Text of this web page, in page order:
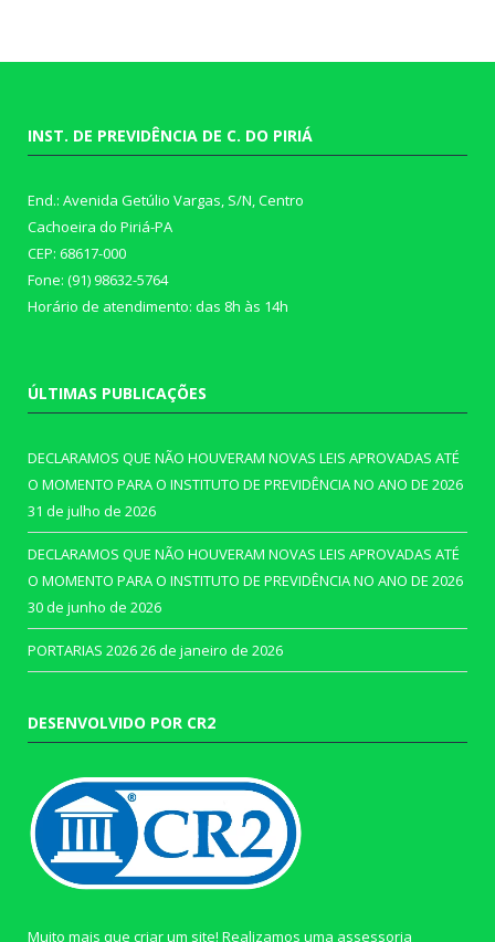
INST. DE PREVIDÊNCIA DE C. DO PIRIÁ
End.: Avenida Getúlio Vargas, S/N, Centro
Cachoeira do Piriá-PA
CEP: 68617-000
Fone: (91) 98632-5764
Horário de atendimento: das 8h às 14h
ÚLTIMAS PUBLICAÇÕES
DECLARAMOS QUE NÃO HOUVERAM NOVAS LEIS APROVADAS ATÉ
O MOMENTO PARA O INSTITUTO DE PREVIDÊNCIA NO ANO DE 2026
31 de julho de 2026
DECLARAMOS QUE NÃO HOUVERAM NOVAS LEIS APROVADAS ATÉ
O MOMENTO PARA O INSTITUTO DE PREVIDÊNCIA NO ANO DE 2026
30 de junho de 2026
PORTARIAS 202626 de janeiro de 2026
DESENVOLVIDO POR CR2
Muito mais que criar um site! Realizamos uma assessoria